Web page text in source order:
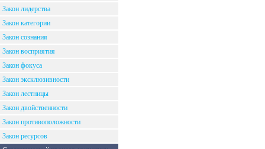
Закон лидерства
Закон категории
Закон сознания
Закон восприятия
Закон фокуса
Закон эксклюзивности
Закон лестницы
Закон двойственности
Закон противоположности
Закон ресурсов